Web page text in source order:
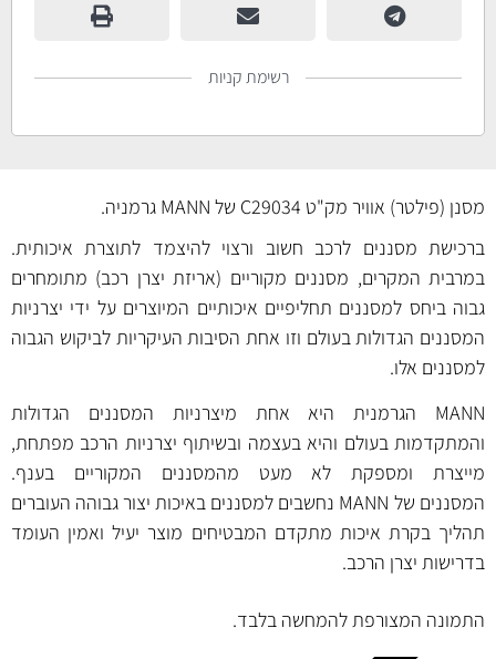
רשימת קניות
מסנן (פילטר) אוויר מק"ט C29034 של MANN גרמניה.
ברכישת מסננים לרכב חשוב ורצוי להיצמד לתוצרת איכותית.
במרבית המקרים, מסננים מקוריים (אריזת יצרן רכב) מתומחרים
גבוה ביחס למסננים תחליפיים איכותיים המיוצרים על ידי יצרניות
המסננים הגדולות בעולם וזו אחת הסיבות העיקריות לביקוש הגבוה
למסננים אלו.
MANN הגרמנית היא אחת מיצרניות המסננים הגדולות
והמתקדמות בעולם והיא בעצמה ובשיתוף יצרניות הרכב מפתחת,
מייצרת ומספקת לא מעט מהמסננים המקוריים בענף.
המסננים של MANN נחשבים למסננים באיכות יצור גבוהה העוברים
תהליך בקרת איכות מתקדם המבטיחים מוצר יעיל ואמין העומד
בדרישות יצרן הרכב.
התמונה המצורפת להמחשה בלבד.